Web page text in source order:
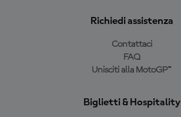
Richiedi assistenza
Contattaci
FAQ
Unisciti alla MotoGP™
Biglietti & Hospitality